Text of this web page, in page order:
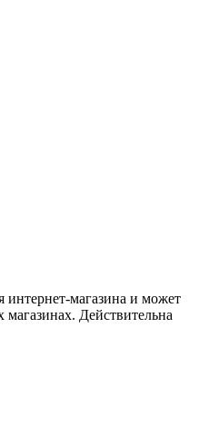
интернет-магазина и может
магазинах. Действительна